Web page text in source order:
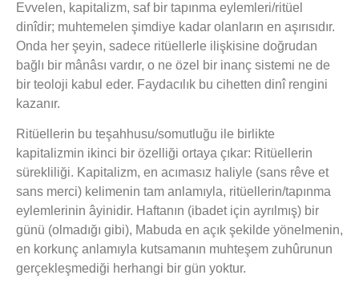
Evvelen, kapitalizm, saf bir tapınma eylemleri/ritüel
dinîdir; muhtemelen şimdiye kadar olanların en aşırısıdır.
Onda her şeyin, sadece ritüellerle ilişkisine doğrudan
bağlı bir mânâsı vardır, o ne özel bir inanç sistemi ne de
bir teoloji kabul eder. Faydacılık bu cihetten dinî rengini
kazanır.
Ritüellerin bu teşahhusu/somutluğu ile birlikte
kapitalizmin ikinci bir özelliği ortaya çıkar: Ritüellerin
sürekliliği. Kapitalizm, en acımasız haliyle (sans rêve et
sans merci) kelimenin tam anlamıyla, ritüellerin/tapınma
eylemlerinin âyinidir. Haftanın (ibadet için ayrılmış) bir
günü (olmadığı gibi), Mabuda en açık şekilde yönelmenin,
en korkunç anlamıyla kutsamanın muhteşem zuhûrunun
gerçekleşmediği herhangi bir gün yoktur.